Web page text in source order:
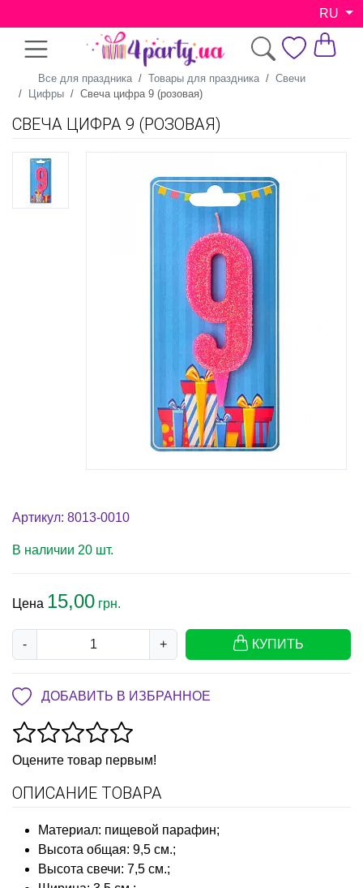
RU
Все для праздника Товары для праздника
Свечи
Цифры
Свеча цифра 9 (розовая)
СВЕЧА ЦИФРА 9 (РОЗОВАЯ)
Артикул: 8013-0010
В наличии 20 шт.
Цена 15,00 грн.
- + КУПИТЬ
ДОБАВИТЬ В ИЗБРАННОЕ
Оцените товар первым!
ОПИСАНИЕ ТОВАРА
Материал: пищевой парафин;
Высота общая: 9,5 см.;
Высота свечи: 7,5 см.;